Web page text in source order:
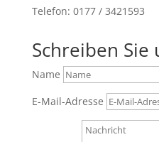
Telefon: 0177 / 3421593
Schreiben
Name
E-Mail-Adresse